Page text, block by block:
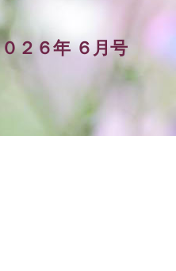
２６年 ６月号